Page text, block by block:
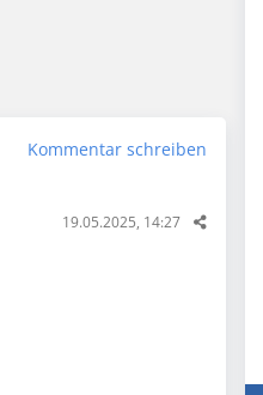
Kommentar schreiben
19.05.2025, 14:27